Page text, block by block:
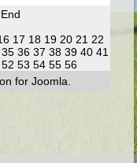
End
17 18 19 20 21 22
35 36 37 38 39 40 41
52 53 54 55 56
for Joomla.